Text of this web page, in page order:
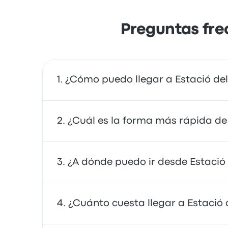
Preguntas
¿Cómo puedo llegar a Estació
Puedes tomar el autobús o el tren, que
¿Cuál es la forma más rápida
La forma más rápida de viajar hacia y
¿A dónde puedo ir desde
Desde Estació del Nord de Barcelona,
Autobuses de Tarragona y Parada de
para tu viaje.
¿Cuánto cuesta llegar a Estació